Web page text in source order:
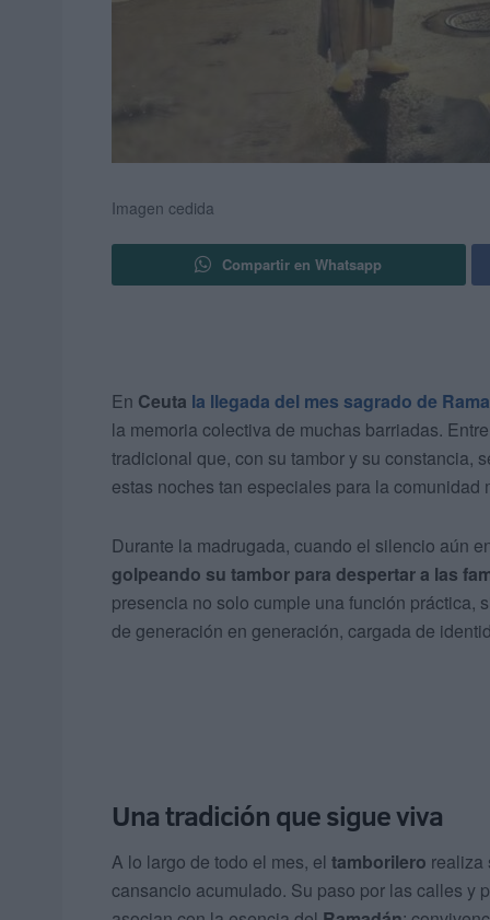
Imagen cedida
Compartir en Whatsapp
En Ceuta la llegada del mes sagrado de
la memoria colectiva de muchas barriadas.
tradicional que, con su tambor y su constancia,
estas noches tan especiales para la comunidad
Durante la madrugada, cuando el silencio aún
golpeando su tambor para despertar a las
presencia no solo cumple una función práctica,
de generación en generación, cargada de
Una tradición que sigue viva
A lo largo de todo el mes, el tamborilero realiza
cansancio acumulado. Su paso por las calles y